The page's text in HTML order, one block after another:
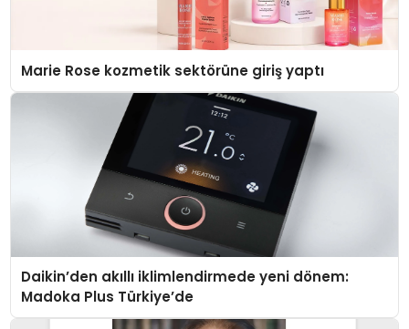
Marie Rose kozmetik sektörüne giriş yaptı
Daikin’den akıllı iklimlendirmede yeni dönem:
Madoka Plus Türkiye’de